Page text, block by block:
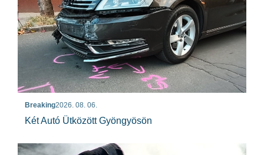
Breaking2026. 08. 06.
Két Autó Ütközött Gyöngyösön